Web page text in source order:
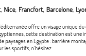
Nice Francfort Barcelone
offre un visage unique
cette destination est une
paysages en Egypte : barrière
les sportifs, n'hésitez ...